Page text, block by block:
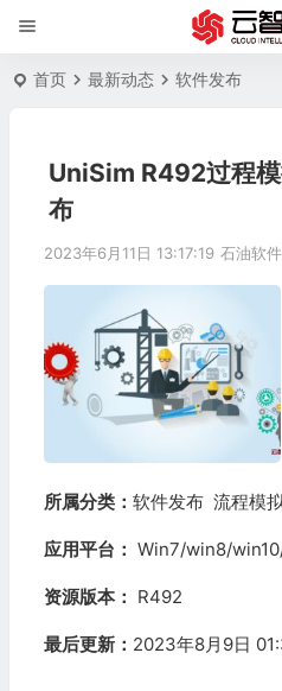
首页 最新动态 软件发布
UniSim R492过程
布
2023年6月11日 13:17:19 石油软
所属分类： 软件发布 流程模
应用平台： Win7/win8/
资源版本： R492
最后更新： 2023年8月9日